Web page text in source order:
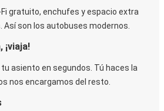
Fi gratuito, enchufes y espacio extra
Así son los autobuses modernos.
¡viaja!
asiento en segundos. Tú haces la
nos encargamos del resto.